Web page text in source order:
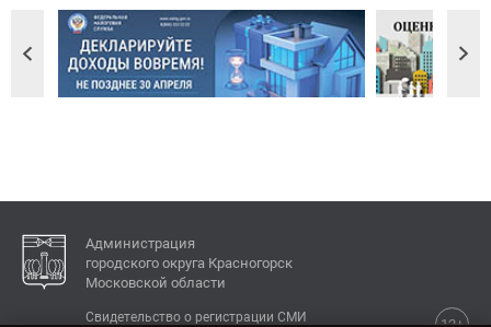
Администрация
городского округа Красногорск
Московской области
Свидетельство о регистрации СМИ